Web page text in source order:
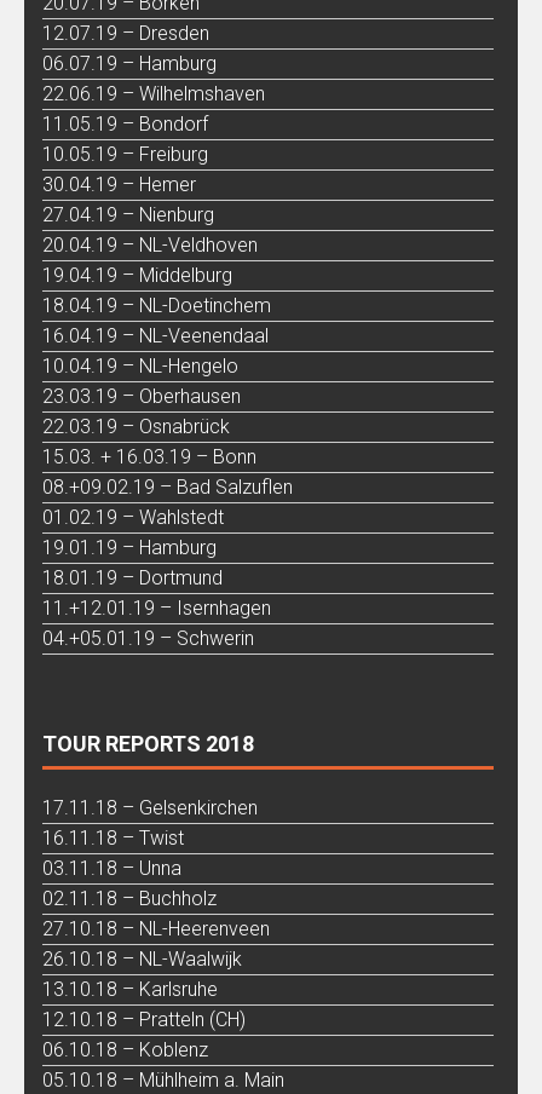
12.07.19 – Dresden
06.07.19 – Hamburg
22.06.19 – Wilhelmshaven
11.05.19 – Bondorf
10.05.19 – Freiburg
30.04.19 – Hemer
27.04.19 – Nienburg
20.04.19 – NL-Veldhoven
19.04.19 – Middelburg
18.04.19 – NL-Doetinchem
16.04.19 – NL-Veenendaal
10.04.19 – NL-Hengelo
23.03.19 – Oberhausen
22.03.19 – Osnabrück
15.03. + 16.03.19 – Bonn
08.+09.02.19 – Bad Salzuflen
01.02.19 – Wahlstedt
19.01.19 – Hamburg
18.01.19 – Dortmund
11.+12.01.19 – Isernhagen
04.+05.01.19 – Schwerin
TOUR REPORTS 2018
17.11.18 – Gelsenkirchen
16.11.18 – Twist
03.11.18 – Unna
02.11.18 – Buchholz
27.10.18 – NL-Heerenveen
26.10.18 – NL-Waalwijk
13.10.18 – Karlsruhe
12.10.18 – Pratteln (CH)
06.10.18 – Koblenz
05.10.18 – Mühlheim a. Main